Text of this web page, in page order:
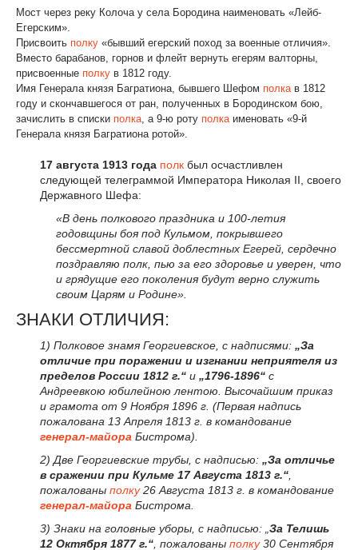
Мост через реку Колоча у села Бородина наименовать «Лейб-
Егерским».
Присвоить полку «бывший егерский поход за военные отличия».
Вместо барабанов, горнов и флейт вернуть егерям валторны,
присвоенные полку в 1812 году.
Имя Генерала князя Багратиона, бывшего Шефом полка в 1812
году и скончавшегося от ран, полученных в Бородинском бою,
зачислить в списки полка , а 9-ю роту полка именовать «9-й
Генерала князя Багратиона ротой».
17 августа 1913 года полк был осчастливлен
следующей телеграммой Императора Николая II, своего
Державного Шефа:
«В день полкового праздника и 100-летия
годовщины боя под Кульмом, покрывшего
бессмертной славой доблестных Егерей, сердечно
поздравляю полк, пью за его здоровье и уверен, что
и грядущие его поколения будут верно служить
своим Царям и Родине».
ЗНАКИ ОТЛИЧИЯ:
1) Полковое знамя Георгиевское, с надписями: „За
отличие при поражении и изгнании неприятеля из
пределов России 1812 г.“ и „1796-1896“ с
Андреевкою юбилейною лентою. Высочайшим приказ
и грамота от 9 Ноября 1896 г. (Первая надпись
пожалована 13 Апреля 1813 г. в командование
генерал-майора Бистрома).
2) Две Георгиевские трубы, с надписью: „За отличье
в сражении при Кульме 17 Августа 1813 г.“
пожалованы полку26 Августа 1813 г. в командование
генерал-майора Бистрома.
3) Знаки на головные уборы, с надписью: „ За Телишь
12 Октября 1877 г.“ , пожалованы полку30 Сентября